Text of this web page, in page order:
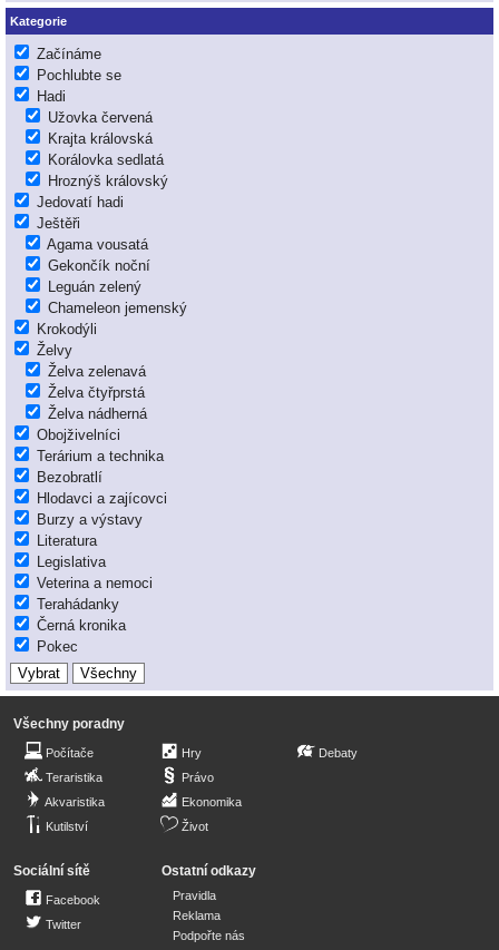
Kategorie
Začínáme
Pochlubte se
Hadi
Užovka červená
Krajta královská
Korálovka sedlatá
Hroznýš královský
Jedovatí hadi
Ještěři
Agama vousatá
Gekončík noční
Leguán zelený
Chameleon jemenský
Krokodýli
Želvy
Želva zelenavá
Želva čtyřprstá
Želva nádherná
Obojživelníci
Terárium a technika
Bezobratlí
Hlodavci a zajícovci
Burzy a výstavy
Literatura
Legislativa
Veterina a nemoci
Terahádanky
Černá kronika
Pokec
Všechny poradny
Počítače
Teraristika
Akvaristika
Kutilství
Hry
Právo
Ekonomika
Život
Debaty
Sociální sítě
Facebook
Twitter
Ostatní odkazy
Pravidla
Reklama
Podpořte nás